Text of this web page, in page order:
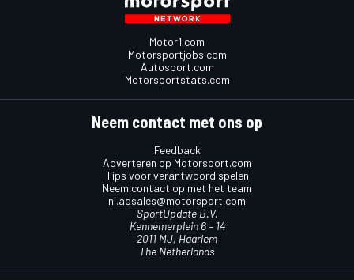
Motor1.com
Motorsportjobs.com
Autosport.com
Motorsportstats.com
Neem contact met ons op
Feedback
Adverteren op Motorsport.com
Tips voor verantwoord spelen
Neem contact op met het team
nl.adsales@motorsport.com
SportUpdate B.V.
Kennemerplein 6 – 14
2011 MJ, Haarlem
The Netherlands